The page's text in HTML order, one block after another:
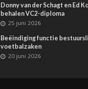
Donny van der Schagt en Ed
behalen VC2-diploma
25 juni 2026
Beëindiging functie
voetbalzaken
20 juni 2026